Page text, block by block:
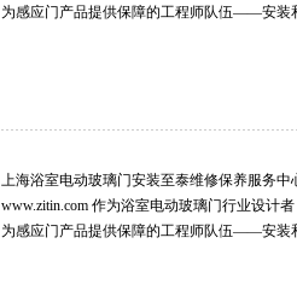
为感应门产品提供保障的工程师队伍——安装
上海浴室电动玻璃门安装至泰维修保养服务中
www.zitin.com 作为浴室电动玻璃门行业设计
为感应门产品提供保障的工程师队伍——安装